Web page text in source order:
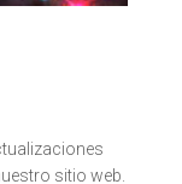
sitio web.